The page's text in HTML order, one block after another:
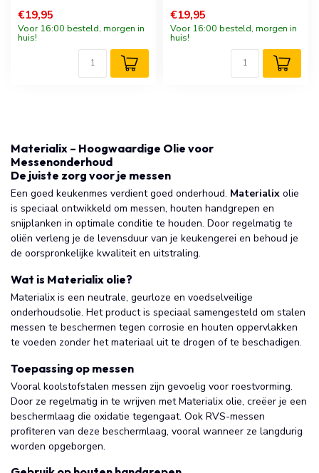
€19,95
Voor 16:00 besteld, morgen in
huis!
€19,95
Voor 16:00 besteld, morgen in
huis!
Materialix – Hoogwaardige Olie voor
Messenonderhoud
De juiste zorg voor je messen
Een goed keukenmes verdient goed onderhoud. Materialix olie
is speciaal ontwikkeld om messen, houten handgrepen en
snijplanken in optimale conditie te houden. Door regelmatig te
oliën verleng je de levensduur van je keukengerei en behoud je
de oorspronkelijke kwaliteit en uitstraling.
Wat is Materialix olie?
Materialix is een neutrale, geurloze en voedselveilige
onderhoudsolie. Het product is speciaal samengesteld om stalen
messen te beschermen tegen corrosie en houten oppervlakken
te voeden zonder het materiaal uit te drogen of te beschadigen.
Toepassing op messen
Vooral koolstofstalen messen zijn gevoelig voor roestvorming.
Door ze regelmatig in te wrijven met Materialix olie, creëer je een
beschermlaag die oxidatie tegengaat. Ook RVS-messen
profiteren van deze beschermlaag, vooral wanneer ze langdurig
worden opgeborgen.